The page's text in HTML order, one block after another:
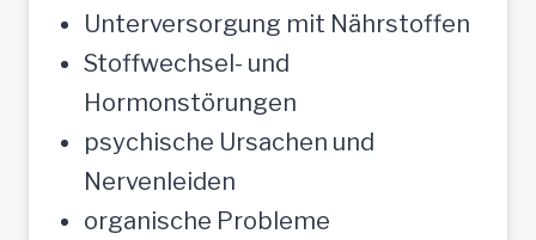
Unterversorgung mit Nährstoffen
Stoffwechsel- und
Hormonstörungen
psychische Ursachen und
Nervenleiden
organische Probleme